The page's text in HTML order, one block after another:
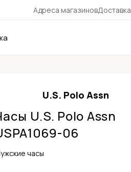
Адреса магазиновДоставка
U.S. Polo Assn
U.S. Polo Assn
06
часы